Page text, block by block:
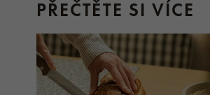
PŘEČTĚTE SI VÍCE